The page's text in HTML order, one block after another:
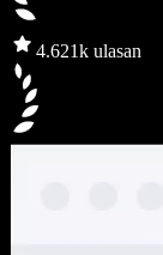
4.621k ulasan